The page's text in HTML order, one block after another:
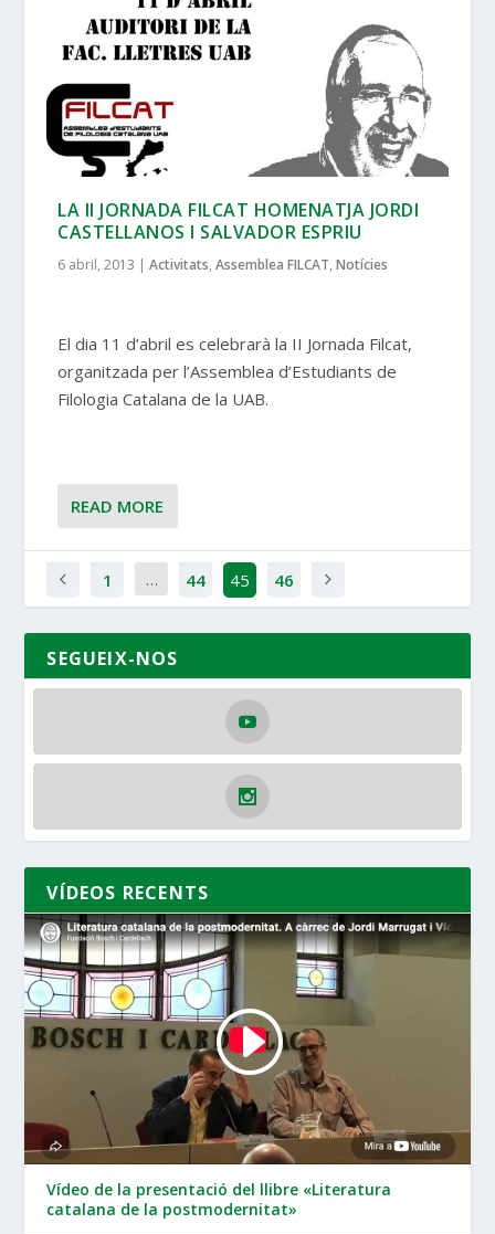
LA II JORNADA FILCAT HOMENATJA JORDI
CASTELLANOS I SALVADOR ESPRIU
6 abril, 2013 |Activitats,Assemblea FILCAT,Notícies
El dia 11 d’abril es celebrarà la II Jornada Filcat,
organitzada per l’Assemblea d’Estudiants de
Filologia Catalana de la UAB.
READ MORE
1 … 44 45 46
SEGUEIX-NOS
VÍDEOS RECENTS
Vídeo de la presentació del llibre «Literatura
catalana de la postmodernitat»